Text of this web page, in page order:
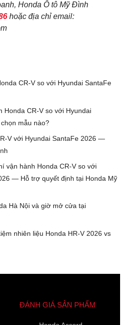
Honda Ô tô Mỹ Đình
hoặc địa chỉ email:
CR-V so với Hyundai SantaFe
Honda CR-V so với Hyundai
mẫu nào?
V với Hyundai SantaFe 2026 —
vận hành Honda CR-V so với
— Hỗ trợ quyết định tại Honda Mỹ
Hà Nội và giờ mở cửa tại
nhiên liệu Honda HR-V 2026 vs
ĐÁNH GIÁ SẢN PHẨM